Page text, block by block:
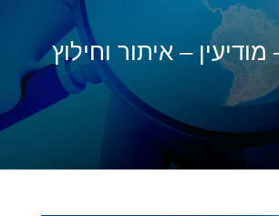
– איתור וחילוץ